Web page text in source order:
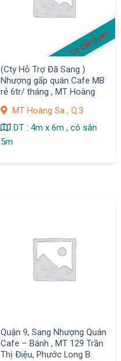
Có Clip Quán
(Cty Hỗ Trợ Đã Sang )
Nhượng gấp quán Cafe MB
rẻ 6tr/ tháng , MT Hoàng
MT Hoàng Sa , Q.3
DT : 4m x 6m , có sân
5m
Quận 9, Sang Nhượng Quán
Cafe – Bánh , MT 129 Trần
Thị Điệu, Phước Long B